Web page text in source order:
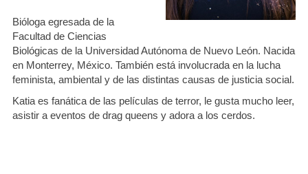
Bióloga egresada de la
Facultad de Ciencias
Biológicas de la Universidad Autónoma de Nuevo León. Nacida
en Monterrey, México. También está involucrada en la lucha
feminista, ambiental y de las distintas causas de justicia social.
Katia es fanática de las películas de terror, le gusta mucho leer,
asistir a eventos de drag queens y adora a los cerdos.